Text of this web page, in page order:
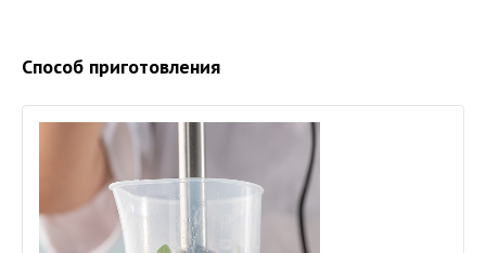
Способ приготовления